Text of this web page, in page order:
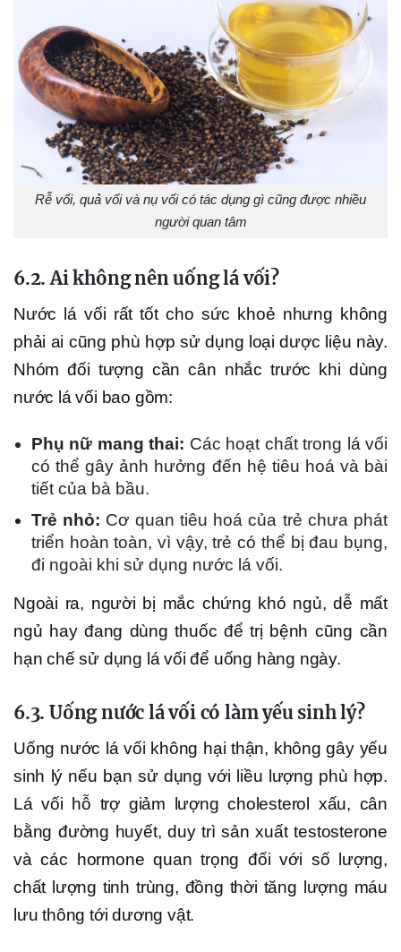
Rễ vối, quả vối và nụ vối có tác dụng gì cũng được nhiều
người quan tâm
6.2. Ai không nên uống lá vối?
Nước lá vối rất tốt cho sức khoẻ nhưng không
phải ai cũng phù hợp sử dụng loại dược liệu này.
Nhóm đối tượng cần cân nhắc trước khi dùng
nước lá vối bao gồm:
Phụ nữ mang thai: Các hoạt chất trong lá vối
có thể gây ảnh hưởng đến hệ tiêu hoá và bài
tiết của bà bầu.
Trẻ nhỏ: Cơ quan tiêu hoá của trẻ chưa phát
triển hoàn toàn, vì vậy, trẻ có thể bị đau bụng,
đi ngoài khi sử dụng nước lá vối.
Ngoài ra, người bị mắc chứng khó ngủ, dễ mất
ngủ hay đang dùng thuốc để trị bệnh cũng cần
hạn chế sử dụng lá vối để uống hàng ngày.
6.3. Uống nước lá vối có làm yếu sinh lý?
Uống nước lá vối không hại thận, không gây yếu
sinh lý nếu bạn sử dụng với liều lượng phù hợp.
Lá vối hỗ trợ giảm lượng cholesterol xấu, cân
bằng đường huyết, duy trì sản xuất testosterone
và các hormone quan trọng đối với số lượng,
chất lượng tinh trùng, đồng thời tăng lượng máu
lưu thông tới dương vật.